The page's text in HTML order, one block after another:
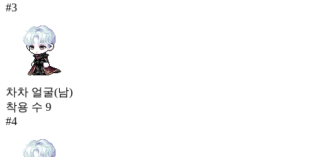
#3
차차 얼굴(남)
착용 수 9
#4